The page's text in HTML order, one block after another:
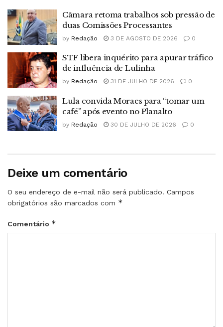
Câmara retoma trabalhos sob pressão de
duas Comissões Processantes
by Redação 3 DE AGOSTO DE 2026 0
STF libera inquérito para apurar tráfico
de influência de Lulinha
by Redação 31 DE JULHO DE 2026 0
Lula convida Moraes para “tomar um
café” após evento no Planalto
by Redação 30 DE JULHO DE 2026 0
Deixe um comentário
O seu endereço de e-mail não será publicado. Campos
obrigatórios são marcados com *
Comentário *